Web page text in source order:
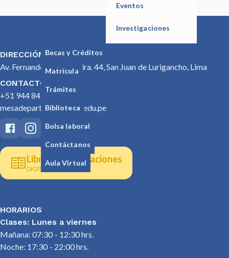
Eventos
Investigaciones
Becas y Créditos
Matrícula
Trámites
Biblioteca
Bolsa laboral
Contáctanos
Aula Virtual
DIRECCIÓN
Av. Fernando Wiesse Cdra. 44, San Juan de Lurigancho, Lima
CONTACTO
+51 944 842 053
mesadepartes@seoane.edu.pe
Libro de reclamaciones
DIGITAL
HORARIOS
Clases: Lunes a viernes
Mañana: 07:30 - 12:30 hrs.
Noche: 17:30 - 22:00 hrs.